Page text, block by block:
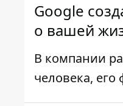
Google
о вашей
В компании
человека,